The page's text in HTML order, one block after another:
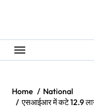
Home
National
एसआईआर में कटे 12.9 लाख